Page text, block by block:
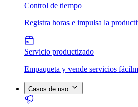
Control de tiempo
Registra horas e impulsa la
Servicio productizado
Empaqueta y vende servicios
Casos de uso